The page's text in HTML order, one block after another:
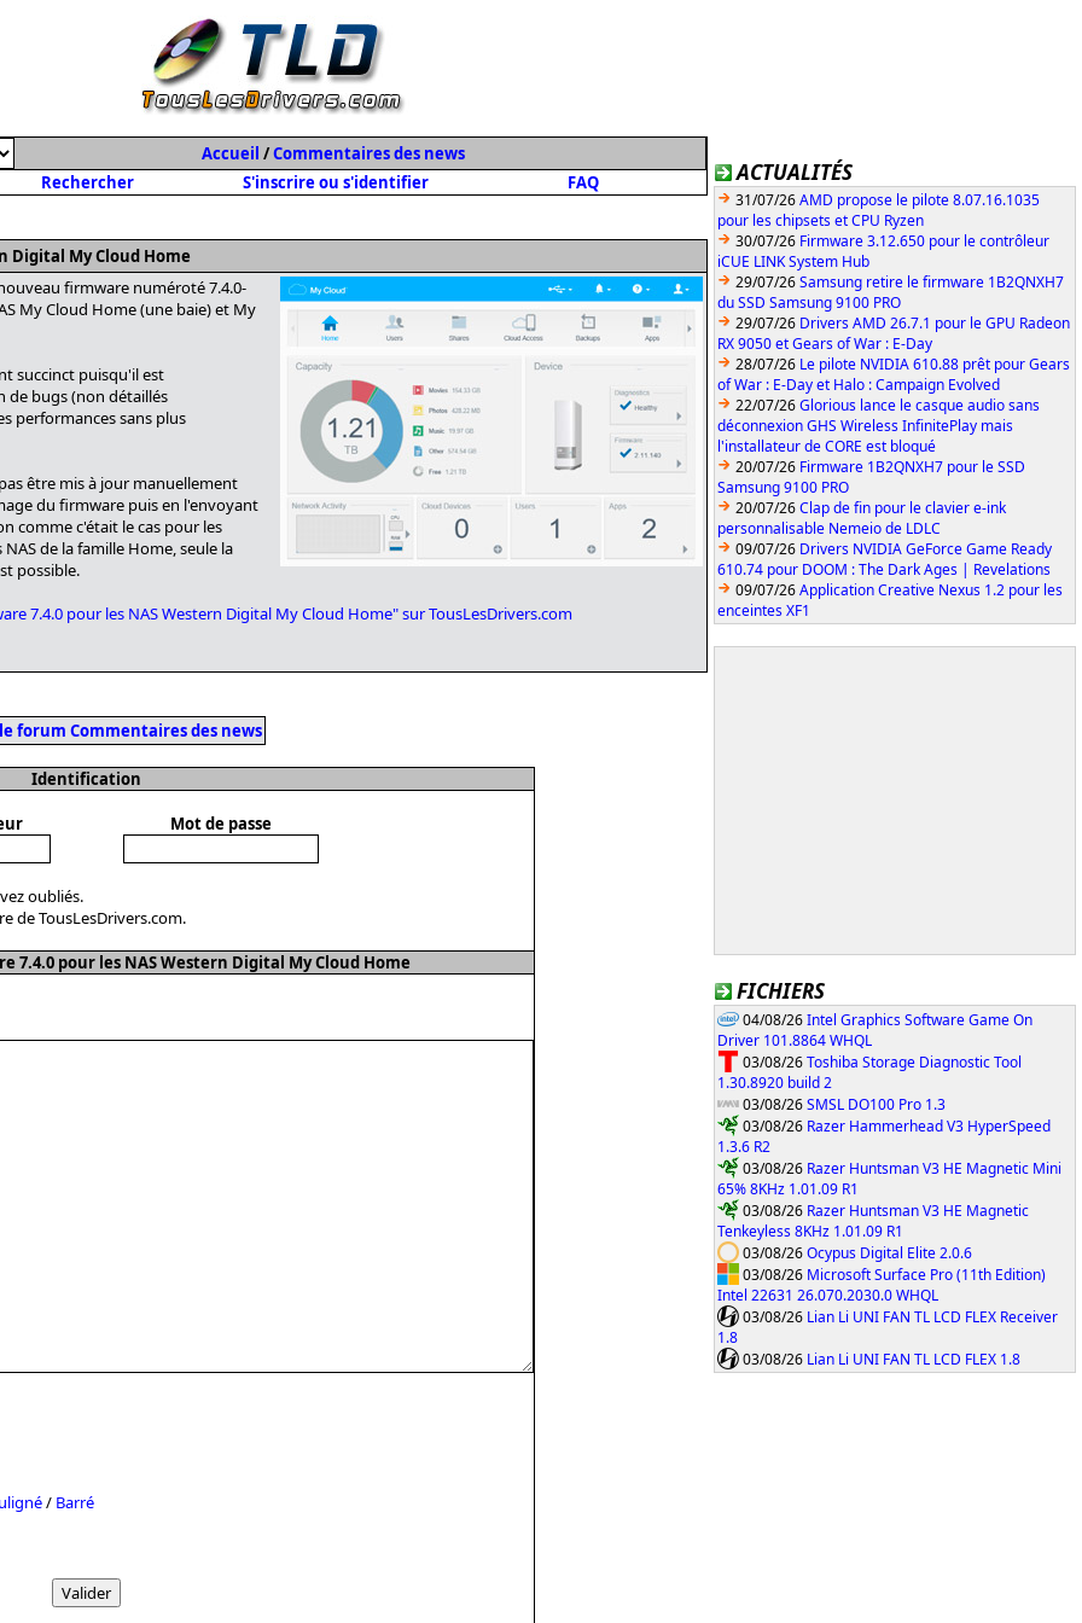
ACTUALITÉS
31/07/26AMD propose le pilote 8.07.16.1035
pour les chipsets et CPU Ryzen
30/07/26 Firmware 3.12.650 pour le contrôleur
iCUE LINK System Hub
29/07/26Samsung retire le firmware 1B2QNXH7
du SSD Samsung 9100 PRO
29/07/26 Drivers AMD 26.7.1 pour le GPU Radeon
RX 9050 et Gears of War : E-Day
28/07/26 Le pilote NVIDIA 610.88 prêt pour Gears
of War : E-Day et Halo : Campaign Evolved
22/07/26Glorious lance le casque audio sans
déconnexion GHS Wireless InfinitePlay mais
l'installateur de CORE est bloqué
20/07/26 Firmware 1B2QNXH7 pour le SSD
Samsung 9100 PRO
20/07/26Clap de fin pour le clavier e-ink
personnalisable Nemeio de LDLC
09/07/26 Drivers NVIDIA GeForce Game Ready
610.74 pour DOOM : The Dark Ages | Revelations
09/07/26Application Creative Nexus 1.2 pour les
enceintes XF1
FICHIERS
04/08/26Intel Graphics Software Game On
Driver 101.8864 WHQL
03/08/26Toshiba Storage Diagnostic Tool
1.30.8920 build 2
03/08/26SMSL DO100 Pro 1.3
03/08/26 Razer Hammerhead V3 HyperSpeed
1.3.6 R2
03/08/26 Razer Huntsman V3 HE Magnetic Mini
65% 8KHz 1.01.09 R1
03/08/26 Razer Huntsman V3 HE Magnetic
Tenkeyless 8KHz 1.01.09 R1
03/08/26Ocypus Digital Elite 2.0.6
03/08/26 Microsoft Surface Pro (11th Edition)
Intel 22631 26.070.2030.0 WHQL
03/08/26 Lian Li UNI FAN TL LCD FLEX Receiver
1.8
03/08/26 Lian Li UNI FAN TL LCD FLEX 1.8
Accueil /Commentaires des news
Rechercher
S'inscrire ou s'identifier FAQ
Digital My Cloud Home
firmware numéroté 7.4.0-
My Cloud Home (une baie) et My
succinct puisqu'il est
de bugs (non détaillés
performances sans plus
être mis à jour manuellement
du firmware puis en l'envoyant
comme c'était le cas pour les
de la famille Home, seule la
possible.
7.4.0 pour les NAS Western Digital My Cloud Home" sur TousLesDrivers.com
forum Commentaires des news
Identification
Mot de passe
oubliés.
de TousLesDrivers.com.
7.4.0 pour les NAS Western Digital My Cloud Home
/ Barré